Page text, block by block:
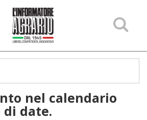
nel calendario
date.